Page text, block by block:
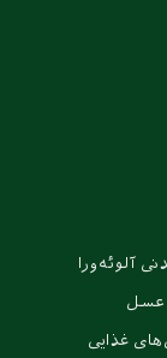
آلوئه‌ورا
عسل
غذایی